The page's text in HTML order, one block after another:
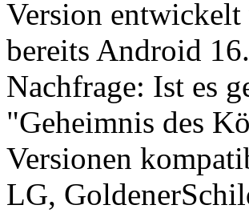
Version
bereits Android
Nachfrage: Ist es
"Geheimnis des
Versionen
LG,